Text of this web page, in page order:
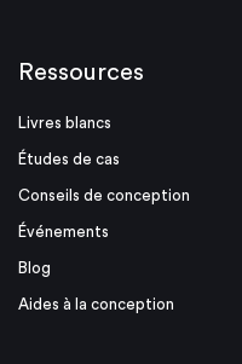
Ressources
Livres blancs
Études de cas
Conseils de conception
Événements
Blog
Aides à la conception